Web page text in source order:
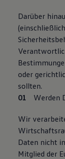
Darüber
oder
sollten.
Werden
Wir
Daten nicht
Mitglied der